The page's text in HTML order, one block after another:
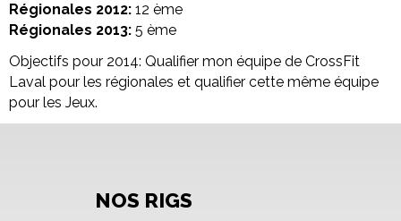
Régionales 2012: 12 ème
Régionales 2013: 5 ème
Objectifs pour 2014: Qualifier mon équipe de CrossFit
Laval pour les régionales et qualifier cette même équipe
pour les Jeux.
NOS RIGS